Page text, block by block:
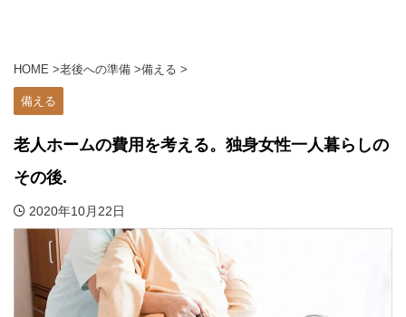
HOME >老後への準備 >備える >
備える
老人ホームの費用を考える。独身女性一人暮らしの
その後.
2020年10月22日